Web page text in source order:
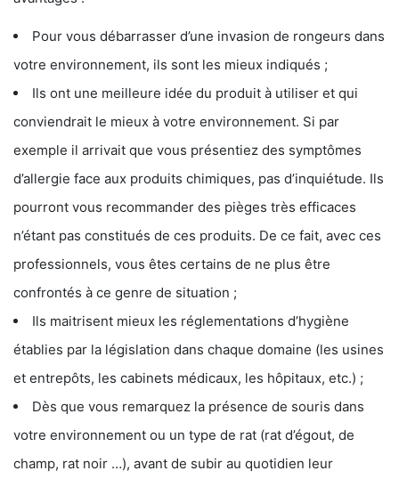
Pour vous débarrasser d’une invasion de rongeurs dans
votre environnement, ils sont les mieux indiqués ;
Ils ont une meilleure idée du produit à utiliser et qui
conviendrait le mieux à votre environnement. Si par
exemple il arrivait que vous présentiez des symptômes
d’allergie face aux produits chimiques, pas d’inquiétude. Ils
pourront vous recommander des pièges très efficaces
n’étant pas constitués de ces produits. De ce fait, avec ces
professionnels, vous êtes certains de ne plus être
confrontés à ce genre de situation ;
Ils maitrisent mieux les réglementations d’hygiène
établies par la législation dans chaque domaine (les usines
et entrepôts, les cabinets médicaux, les hôpitaux, etc.) ;
Dès que vous remarquez la présence de souris dans
votre environnement ou un type de rat (rat d’égout, de
champ, rat noir …), avant de subir au quotidien leur